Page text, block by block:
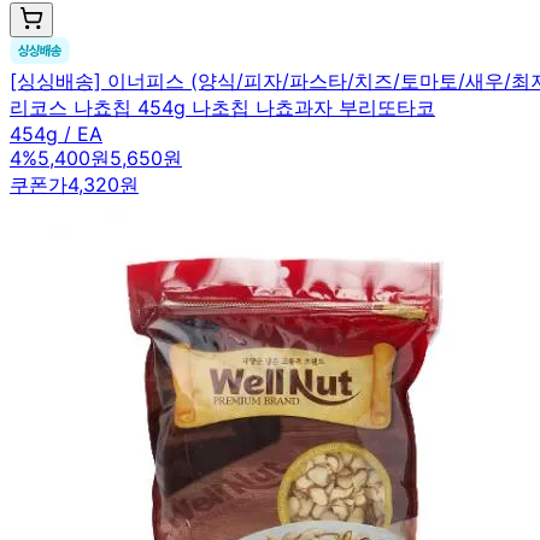
[싱싱배송] 이너피스 (양식/피자/파스타/치즈/토마토/새우/최
리코스 나쵸칩 454g 나초칩 나쵸과자 부리또타코
454g / EA
4%5,400원5,650원
쿠폰가4,320원